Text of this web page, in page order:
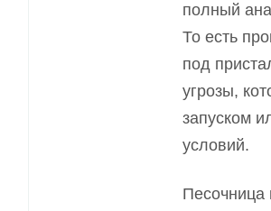
полный
То есть
под
угрозы,
запуском
условий.
Песочница